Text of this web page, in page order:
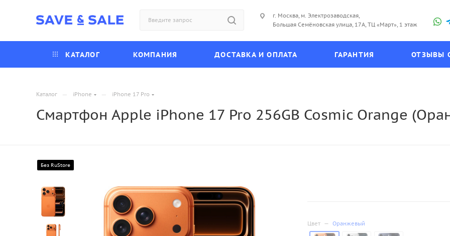
г. Москва, м. Электрозаводская,
Большая Семёновская улица, 17А, ТЦ «Март», 1 этаж
КАТАЛОГ КОМПАНИЯ ДОСТАВКА И ОПЛАТА ГАРАНТИЯ ОТЗЫВЫ
Каталог — iPhone — iPhone 17 Pro
Смартфон Apple iPhone 17 Pro 256GB Cosmic Orange
Без RuStore
Цвет — Оранжевый